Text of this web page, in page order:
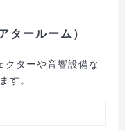
タールーム）
クターや音響設備な
す。